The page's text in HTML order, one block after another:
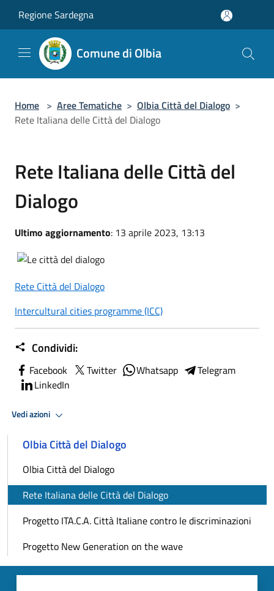
Regione Sardegna
Comune di Olbia
Home > Aree Tematiche > Olbia Città del Dialogo >
Rete Italiana delle Città del Dialogo
Rete Italiana delle Città del
Dialogo
Ultimo aggiornamento: 13 aprile 2023, 13:13
Rete Città del Dialogo
Intercultural cities programme (ICC)
Condividi:
Facebook Twitter Whatsapp
Telegram
LinkedIn
Vedi azioni
Olbia Città del Dialogo
Olbia Città del Dialogo
Rete Italiana delle Città del Dialogo
Progetto ITA.C.A. Città Italiane contro le discriminazioni
Progetto New Generation on the wave